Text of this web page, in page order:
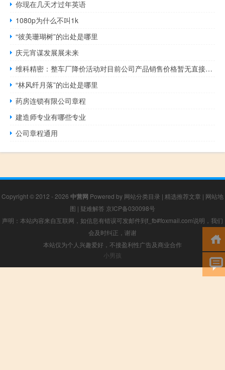
你现在几天才过年英语
1080p为什么不叫1k
“彼美珊瑚树”的出处是哪里
庆元宵谋发展展未来
维科精密：整车厂降价活动对目前公司产品销售价格暂无直接影响
“林风纤月落”的出处是哪里
药房连锁有限公司章程
建造师专业有哪些专业
公司章程通用
Copyright © 2012 - 2026 中营网 Powered by 网站分类目录 | 精选推荐文章 | 网站地
图 | 疑难解答 京ICP备030098号
声明：本站内容来自互联网，如信息有错误可发邮件到f_fb#foxmail.com说明，我们
会及时纠正，谢谢
本站仅为个人兴趣爱好，不接盈利性广告及商业合作
小男孩